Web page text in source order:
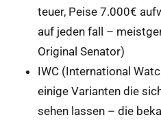
teuer, Peise 7.000€
auf jeden fall –
Original Senator)
IWC (International
einige Varianten die
sehen lassen – die